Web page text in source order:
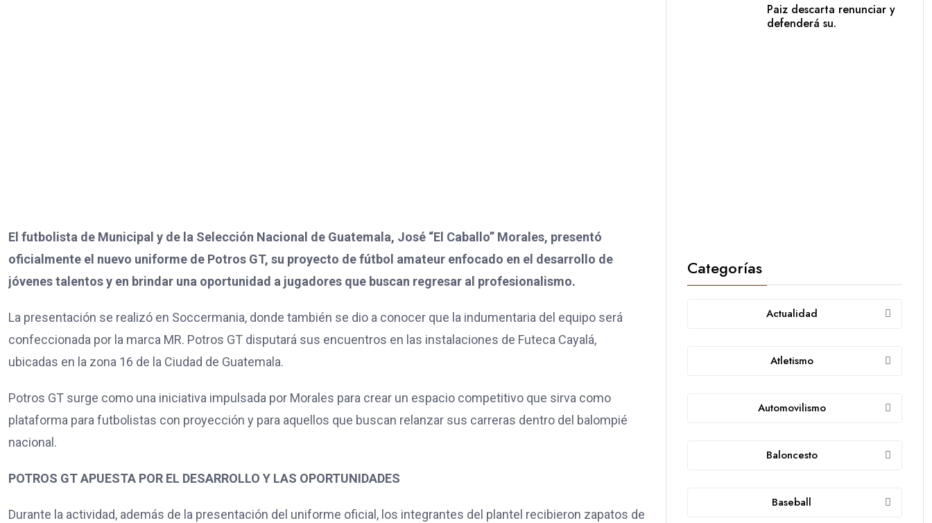
El futbolista de Municipal y de la Selección Nacional de Guatemala, José “El Caballo” Morales, presentó
oficialmente el nuevo uniforme de Potros GT, su proyecto de fútbol amateur enfocado en el desarrollo de
jóvenes talentos y en brindar una oportunidad a jugadores que buscan regresar al profesionalismo.
La presentación se realizó en Soccermania, donde también se dio a conocer que la indumentaria del equipo será
confeccionada por la marca MR. Potros GT disputará sus encuentros en las instalaciones de Futeca Cayalá,
ubicadas en la zona 16 de la Ciudad de Guatemala.
Potros GT surge como una iniciativa impulsada por Morales para crear un espacio competitivo que sirva como
plataforma para futbolistas con proyección y para aquellos que buscan relanzar sus carreras dentro del balompié
nacional.
POTROS GT APUESTA POR EL DESARROLLO Y LAS OPORTUNIDADES
Durante la actividad, además de la presentación del uniforme oficial, los integrantes del plantel recibieron zapatos de
Paiz descarta renunciar y
defenderá su.
Categorías
Actualidad
Atletismo
Automovilismo
Baloncesto
Baseball